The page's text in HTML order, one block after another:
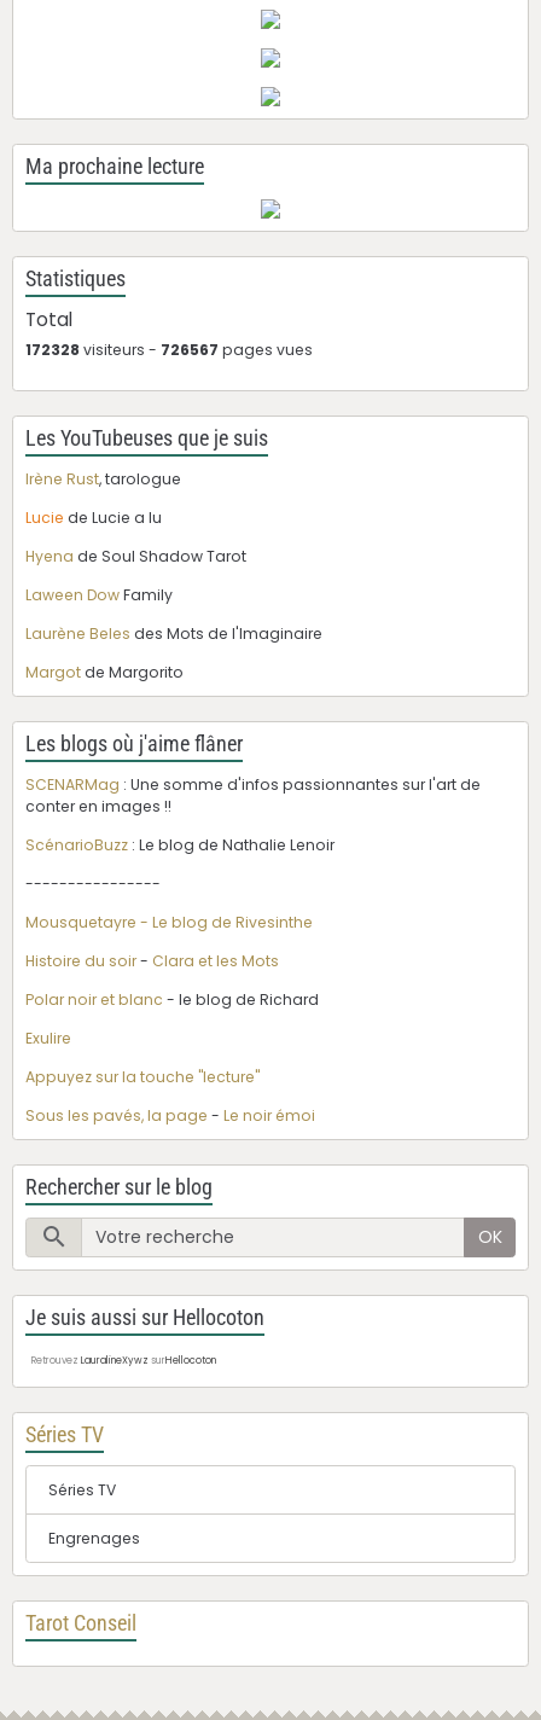
Ma prochaine lecture
Statistiques
Total
172328 visiteurs - 726567 pages vues
Les YouTubeuses que je suis
Irène Rust, tarologue
Lucie de Lucie a lu
Hyena de Soul Shadow Tarot
Laween DowFamily
Laurène Beles des Mots de l'Imaginaire
Margotde Margorito
Les blogs où j'aime flâner
SCENARMag : Une somme d'infos passionnantes sur l'art de
conter en images !!
ScénarioBuzz : Le blog de Nathalie Lenoir
----------------
Mousquetayre - Le blog de Rivesinthe
Histoire du soir- Clara et les Mots
Polar noir et blanc - le blog de Richard
Exulire
Appuyez sur la touche "lecture"
Sous les pavés, la page - Le noir émoi
Rechercher sur le blog
OK
Je suis aussi sur Hellocoton
Retrouvez LauralineXywz surHellocoton
Séries TV
Séries TV
Engrenages
Tarot Conseil